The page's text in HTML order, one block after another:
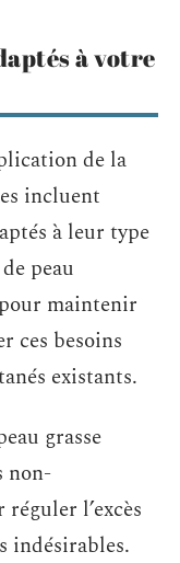
à votre
de la
incluent
à leur type
peau
maintenir
ces besoins
existants.
grasse
non-
l’excès
indésirables.